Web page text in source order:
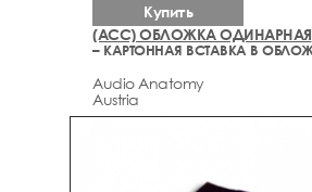
(ACC) ОБЛОЖКА ОДИНАРНАЯ
Audio Anatomy
Austria
Купить